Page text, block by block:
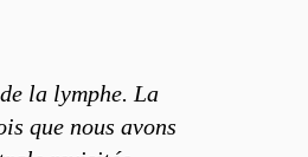
la lymphe. La
que nous avons